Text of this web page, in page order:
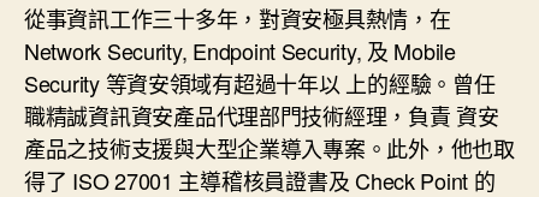
從事資訊工作三十多年，對資安極具熱情，在
Network Security, Endpoint Security, 及 Mobile
Security 等資安領域有超過十年以 上的經驗。曾任
職精誠資訊資安產品代理部門技術經理，負責 資安
產品之技術支援與大型企業導入專案。此外，他也取
得了 ISO 27001 主導稽核員證書及 Check Point 的